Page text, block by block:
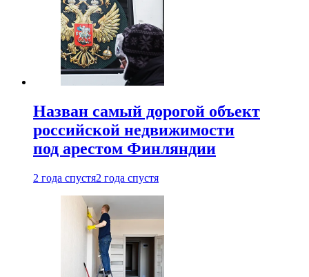
Назван самый дорогой объект
российской недвижимости
под арестом Финляндии
2 года спустя2 года спустя